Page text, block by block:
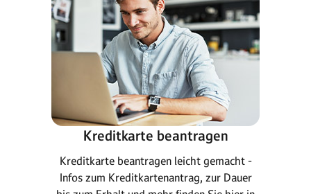
Kreditkarte beantragen
Kreditkarte beantragen leicht gemacht -
Infos zum Kreditkartenantrag, zur Dauer